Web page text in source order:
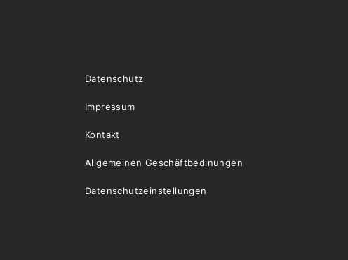
Datenschutz
Impressum
Kontakt
Allgemeinen Geschäftbedinungen
Datenschutzeinstellungen